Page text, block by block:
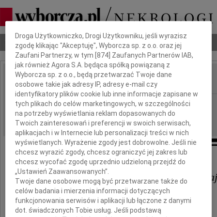
Nekrologi Odeszli Poradnik pogrzebowy
IMIĘ I NAZWISKO:
REGION: Częstochowa
DATA EMISJI: 21.03.2016
Wyrazy współczucia dla
Prof. PCz. dr hab. in . Marleny
z powodu śmierci
Dbamy o Twoją prywatność
Droga Użytkowniczko, Drogi Użytkowniku, jeśli wyrazisz
zgodę klikając "Akceptuję", Wyborcza sp. z o.o. oraz jej
Zaufani Partnerzy, w tym [874 ] Zaufanych Partnerów IAB,
jak również Agora S.A. będąca spółką powiązaną z
Wyborcza sp. z o.o., będą przetwarzać Twoje dane
osobowe takie jak adresy IP, adresy e-mail czy
identyfikatory plików cookie lub inne informacje zapisane w
tych plikach do celów marketingowych, w szczególności
na potrzeby wyświetlania reklam dopasowanych do
Twoich zainteresowań i preferencji w swoich serwisach,
aplikacjach i w Internecie lub personalizacji treści w nich
wyświetlanych. Wyrażenie zgody jest dobrowolne. Jeśli nie
chcesz wyrazić zgody, chcesz ograniczyć jej zakres lub
chcesz wycofać zgodę uprzednio udzieloną przejdź do
„Ustawień Zaawansowanych”.
Twoje dane osobowe mogą być przetwarzane także do
celów badania i mierzenia informacji dotyczących
funkcjonowania serwisów i aplikacji lub łączone z danymi
dot. świadczonych Tobie usług. Jeśli podstawą